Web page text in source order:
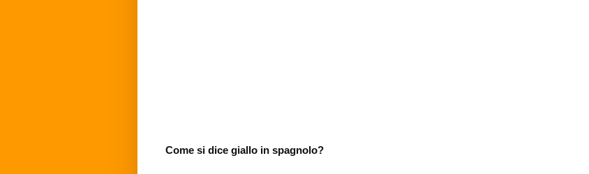
Come si dice giallo in spagnolo?